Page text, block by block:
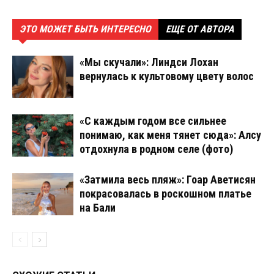
ЭТО МОЖЕТ БЫТЬ ИНТЕРЕСНО ЕЩЕ ОТ АВТОРА
«Мы скучали»: Линдси Лохан
вернулась к культовому цвету волос
«С каждым годом все сильнее
понимаю, как меня тянет сюда»: Алсу
отдохнула в родном селе (фото)
«Затмила весь пляж»: Гоар Аветисян
покрасовалась в роскошном платье
на Бали